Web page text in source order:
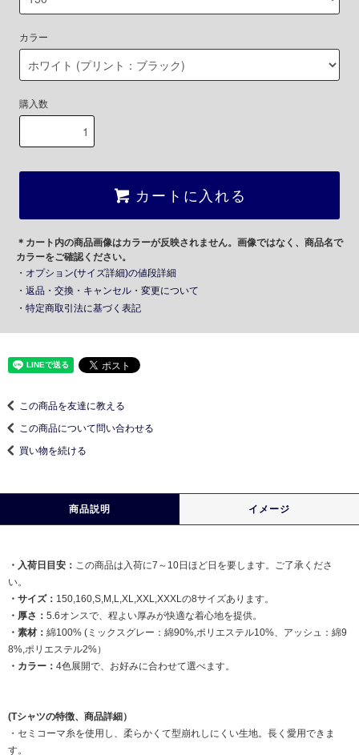
カラー
購入数
カートに入れる
＊カート内の商品画像はカラーが反映されません。画像ではなく、商品名で
カラーをご確認ください。
・オプション(サイズ詳細)の値段詳細
・返品・交換・キャンセル・変更について
・特定商取引法に基づく表記
この商品を友達に教える
この商品について問い合わせる
買い物を続ける
商品説明 イメージ
・入荷日目安： この商品は入荷に7～10日ほど日を要します。ご了承くださ
い。
・サイズ： 150,160,S,M,L,XL,XXL,XXXLの8サイズあります。
・厚さ： 5.6オンスで、程よい厚みが快適な着心地を提供。
・素材： 綿100% (ミックスグレー：綿90%,ポリエステル10%、アッシュ：綿9
8%,ポリエステル2%）
・カラー： 4色展開で、お好みに合わせて選べます。
(Tシャツの特徴、商品詳細）
・セミコーマ糸を使用し、柔らかくて型崩れしにくい生地。長く愛用できま
す。